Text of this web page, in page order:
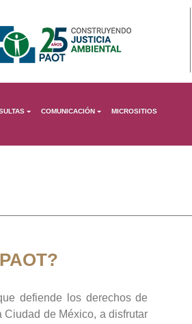
COMUNICACIÓN MICROSITIOS
defiende los derechos de
Ciudad de México, a disfrutar